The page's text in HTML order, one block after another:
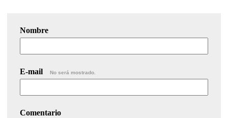
Nombre
E-mail No será mostrado.
Comentario